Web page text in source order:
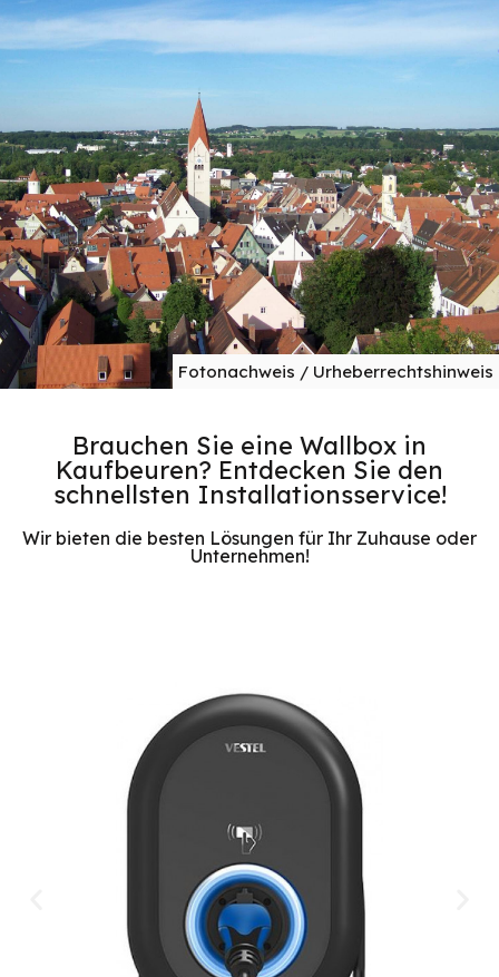
Fotonachweis / Urheberrechtshinweis
Brauchen Sie eine Wallbox in
Kaufbeuren? Entdecken Sie den
schnellsten Installationsservice!
Wir bieten die besten Lösungen für Ihr Zuhause oder
Unternehmen!